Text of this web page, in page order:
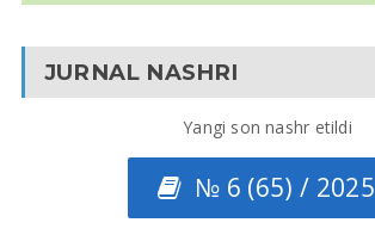
JURNAL NASHRI
Yangi son nashr etildi
№ 6 (65) / 2025